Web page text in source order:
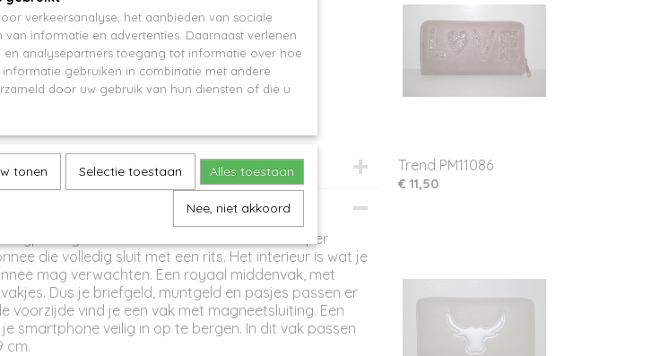
18,30 x 0 x 10,50 cm
type Avignon is een echte musthave. Een super
die volledig sluit met een rits. Het interieur is wat je
mag verwachten. Een royaal middenvak, met
Dus je briefgeld, muntgeld en pasjes passen er
voorzijde vind je een vak met magneetsluiting. Een
smartphone veilig in op te bergen. In dit vak passen
cm.
Trend PM11086
€ 11,50
verkeersanalyse, het aanbieden van sociale
informatie en advertenties. Daarnaast verlenen
en analysepartners toegang tot informatie over hoe
gebruiken in combinatie met andere
door uw gebruik van hun diensten of die u
tonen Selectie toestaan Alles toestaan
Nee, niet akkoord